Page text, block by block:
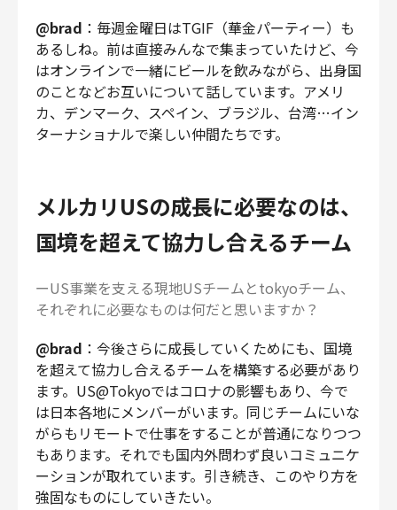
@brad ：毎週金曜日はTGIF（華金パーティー）も
あるしね。前は直接みんなで集まっていたけど、今
はオンラインで一緒にビールを飲みながら、出身国
のことなどお互いについて話しています。アメリ
カ、デンマーク、スペイン、ブラジル、台湾…イン
ターナショナルで楽しい仲間たちです。
メルカリUSの成長に必要なのは、
国境を超えて協力し合えるチーム
ーUS事業を支える現地USチームとtokyoチーム、
それぞれに必要なものは何だと思いますか？
@brad ：今後さらに成長していくためにも、国境
を超えて協力し合えるチームを構築する必要があり
ます。US@Tokyoではコロナの影響もあり、今で
は日本各地にメンバーがいます。同じチームにいな
がらもリモートで仕事をすることが普通になりつつ
もあります。それでも国内外問わず良いコミュニケ
ーションが取れています。引き続き、このやり方を
強固なものにしていきたい。